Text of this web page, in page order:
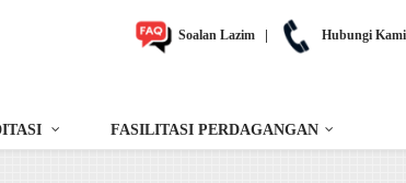
Soalan Lazim Hubungi Kami
FASILITASI PERDAGANGAN